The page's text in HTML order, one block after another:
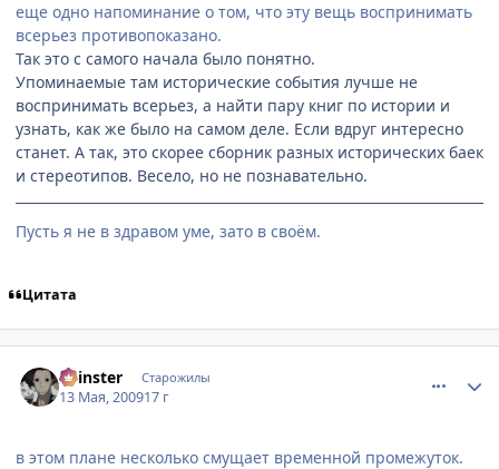
еще одно напоминание о том, что эту вещь воспринимать
всерьез противопоказано.
Так это с самого начала было понятно.
Упоминаемые там исторические события лучше не
воспринимать всерьез, а найти пару книг по истории и
узнать, как же было на самом деле. Если вдруг интересно
станет. А так, это скорее сборник разных исторических баек
и стереотипов. Весело, но не познавательно.
Пусть я не в здравом уме, зато в своём.
Цитата
Spinster Старожилы
13 Мая, 200917 г
в этом плане несколько смущает временной промежуток.